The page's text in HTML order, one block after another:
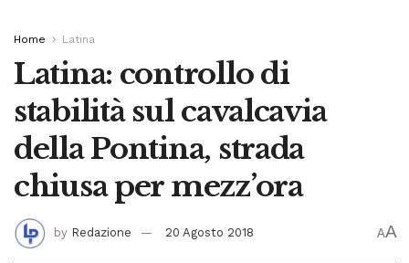
Home Latina
Latina: controllo di
stabilità sul cavalcavia
della Pontina, strada
chiusa per mezz’ora
by Redazione 20 Agosto 2018 AA